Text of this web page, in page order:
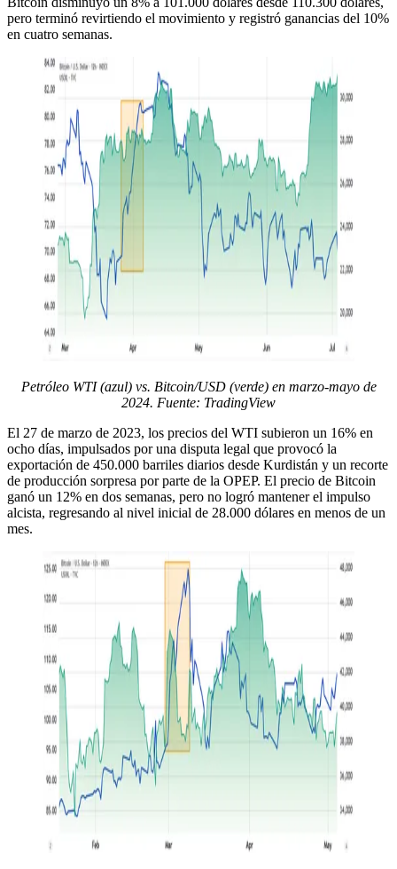
pero terminó revirtiendo el movimiento y registró ganancias del 10%
en cuatro semanas.
Petróleo WTI (azul) vs. Bitcoin/USD (verde) en marzo-mayo de
2024. Fuente: TradingView
El 27 de marzo de 2023, los precios del WTI subieron un 16% en
ocho días, impulsados por una disputa legal que provocó la
exportación de 450.000 barriles diarios desde Kurdistán y un recorte
de producción sorpresa por parte de la OPEP. El precio de Bitcoin
ganó un 12% en dos semanas, pero no logró mantener el impulso
alcista, regresando al nivel inicial de 28.000 dólares en menos de un
mes.